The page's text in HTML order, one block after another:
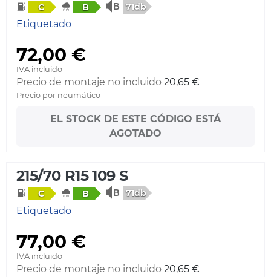
C B 71db
Etiquetado
72,00 €
IVA incluido
Precio de montaje no incluido 20,65 €
Precio por neumático
EL STOCK DE ESTE CÓDIGO ESTÁ
AGOTADO
215/70 R15 109 S
C B 71db
Etiquetado
77,00 €
IVA incluido
Precio de montaje no incluido 20,65 €